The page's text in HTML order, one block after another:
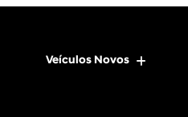
Veículos Novos